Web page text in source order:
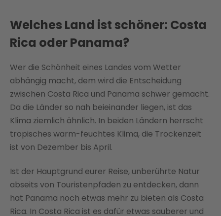
Welches Land ist schöner: Costa
Rica oder Panama?
Wer die Schönheit eines Landes vom Wetter
abhängig macht, dem wird die Entscheidung
zwischen Costa Rica und Panama schwer gemacht.
Da die Länder so nah beieinander liegen, ist das
Klima ziemlich ähnlich. In beiden Ländern herrscht
tropisches warm-feuchtes Klima, die Trockenzeit
ist von Dezember bis April.
Ist der Hauptgrund eurer Reise, unberührte Natur
abseits von Touristenpfaden zu entdecken, dann
hat Panama noch etwas mehr zu bieten als Costa
Rica. In Costa Rica ist es dafür etwas sauberer und